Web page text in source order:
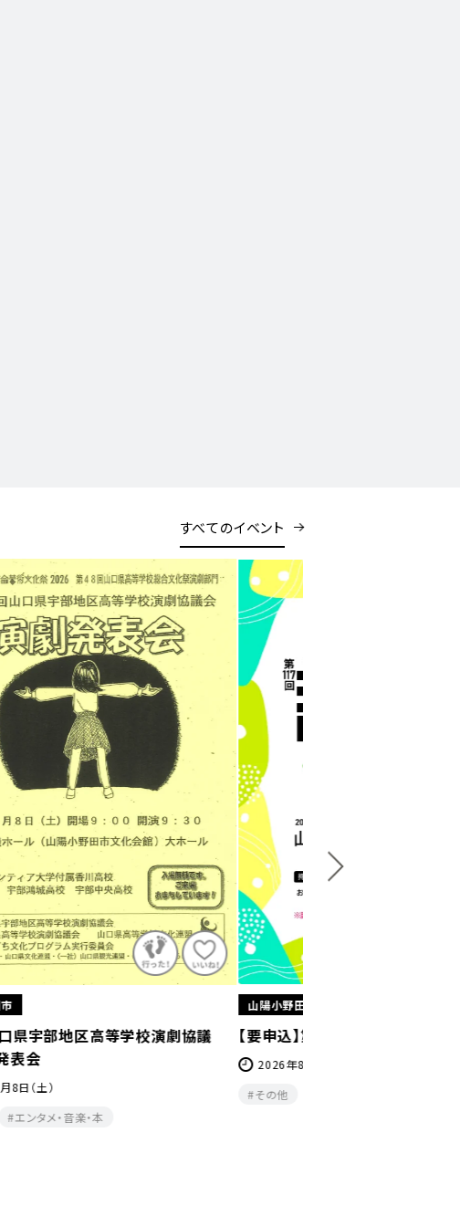
すべてのイベント
山陽小野田市
【要申込】第117回 詩～ポエム～カフェ
2026年8月9日(日)
その他
教室・研修